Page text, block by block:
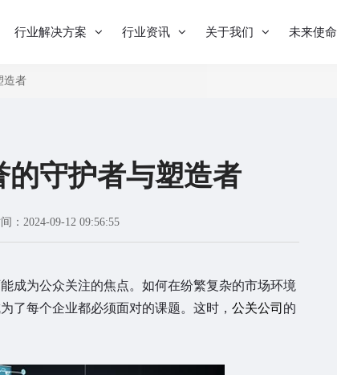
行业解决方案 行业资讯 关于我们 未来使命
造者
守护者与塑造者
：2024-09-12 09:56:55
为公众关注的焦点。如何在纷繁复杂的市场环境
了每个企业都必须面对的课题。这时， 公关公司 的